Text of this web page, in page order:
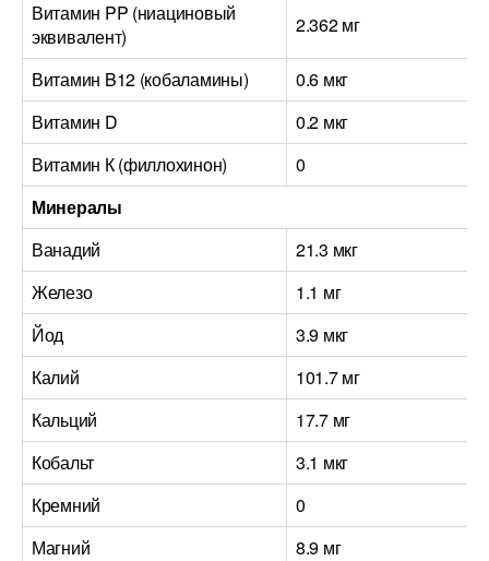
Витамин PP (ниациновый
эквивалент)
2.362 мг
Витамин B12 (кобаламины)
0.6 мкг
Витамин D
0.2 мкг
Витамин К (филлохинон)
0
Минералы
Ванадий
21.3 мкг
Железо
1.1 мг
Йод
3.9 мкг
Калий
101.7 мг
Кальций
17.7 мг
Кобальт
3.1 мкг
Кремний
0
Магний
8.9 мг